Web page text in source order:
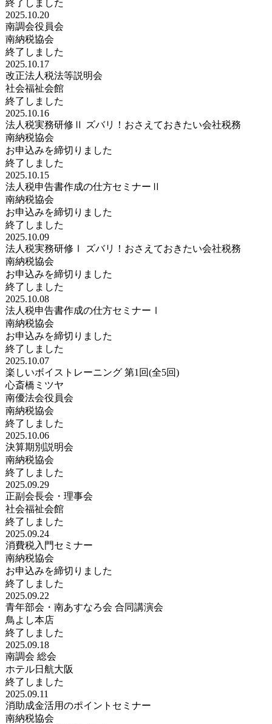
終了しました
2025.10.20
南調会役員会
南納税協会
終了しました
2025.10.17
改正法人税法等説明会
社会福祉会館
終了しました
2025.10.16
法人税実務研修Ⅱ ズバリ！おさえておきたい会社税務
南納税協会
お申込みを締切りました
終了しました
2025.10.15
法人税申告書作成の仕方セミナーⅡ
南納税協会
お申込みを締切りました
終了しました
2025.10.09
法人税実務研修Ⅰ ズバリ！おさえておきたい会社税務
南納税協会
お申込みを締切りました
終了しました
2025.10.08
法人税申告書作成の仕方セミナーⅠ
南納税協会
お申込みを締切りました
終了しました
2025.10.07
楽しいボイストレーニング 第1回(全5回)
心斎橋ミツヤ
南優法会役員会
南納税協会
終了しました
2025.10.06
決算期別説明会
南納税協会
終了しました
2025.09.29
正副会長会・理事会
社会福祉会館
終了しました
2025.09.24
消費税入門セミナー
南納税協会
お申込みを締切りました
終了しました
2025.09.22
青年部会・南あすなろ会 合同講演会
鳥よし本店
終了しました
2025.09.18
南調会 総会
ホテル日航大阪
終了しました
2025.09.11
消助成金活用のポイントセミナー
南納税協会